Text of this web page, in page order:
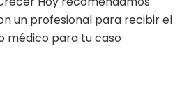
un profesional para recibir el
médico para tu caso